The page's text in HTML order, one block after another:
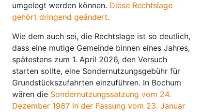
umgelegt werden können. Diese Rechtslage
gehört dringend geändert.
Wie dem auch sei, die Rechtslage ist so deutlich,
dass eine mutige Gemeinde binnen eines Jahres,
spätestens zum 1. April 2026, den Versuch
starten sollte, eine Sondernutzungsgebühr für
Grundstückszufahrten einzuführen. In Bochum
wären die Sondernutzungssatzung vom 24.
Dezember 1987 in der Fassung vom 23. Januar